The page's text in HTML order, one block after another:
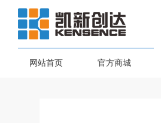
网站首页 官方商城